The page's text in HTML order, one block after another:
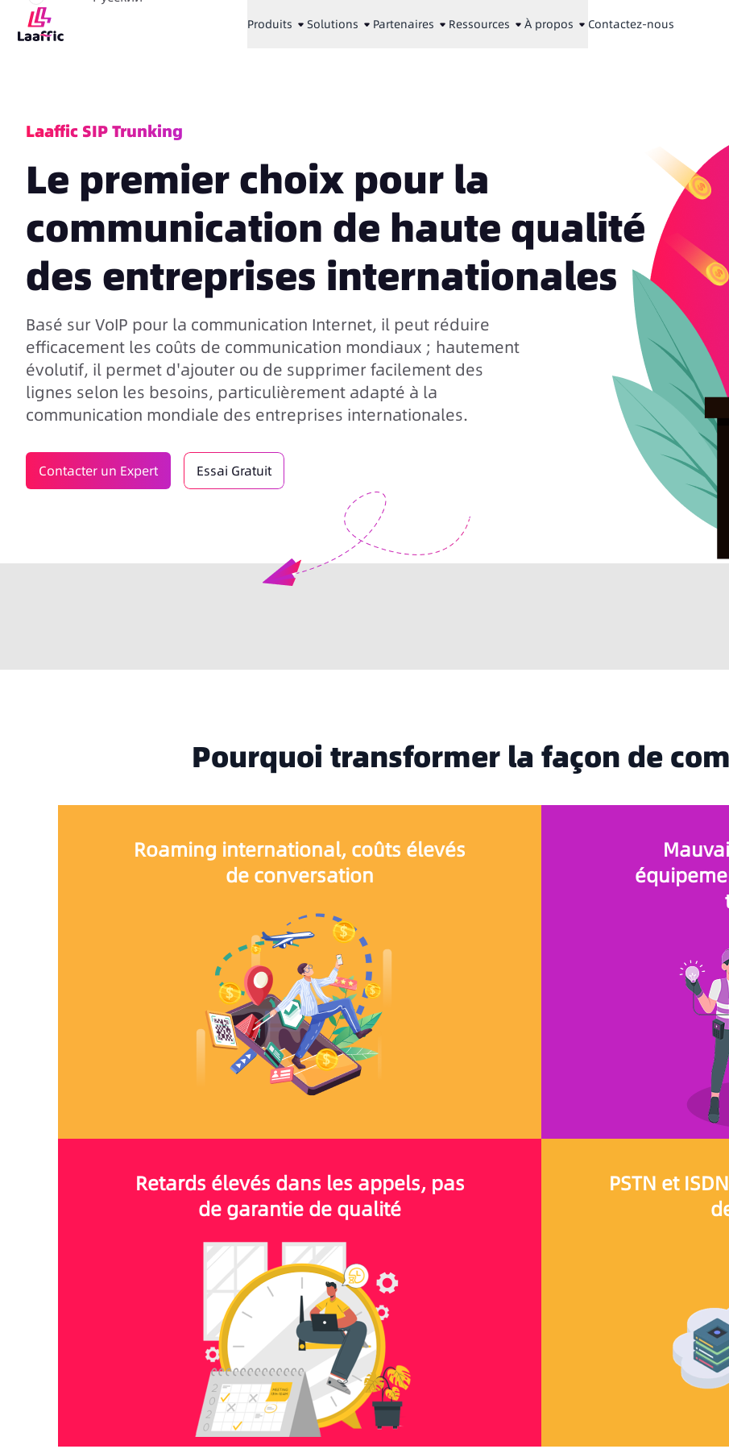
Produits Solutions Partenaires Ressources À propos Contactez-nous
Laaffic SIP Trunking
Le premier choix pour la
communication de haute qualité
des entreprises internationales
Basé sur VoIP pour la communication Internet, il peut réduire
efficacement les coûts de communication mondiaux ; hautement
évolutif, il permet d'ajouter ou de supprimer facilement des
lignes selon les besoins, particulièrement adapté à la
communication mondiale des entreprises internationales.
Contacter un Expert Essai Gratuit
Pourquoi transformer la façon de
Roaming international, coûts élevés
de conversation
Retards élevés dans les appels, pas
de garantie de qualité
PSTN et